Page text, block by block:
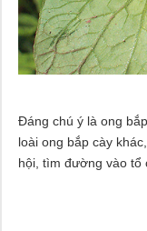
Đáng chú ý là ong
loài ong bắp cày
hội, tìm đường vào tổ